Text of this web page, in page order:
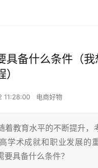
具备什么条件（我
11:28:00 电商好物
着教育水平的不断提升，
学术成就和职业发展的
要具备什么条件？